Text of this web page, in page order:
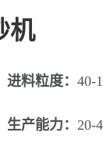
机
进料粒度： 40-
生产能力： 20-